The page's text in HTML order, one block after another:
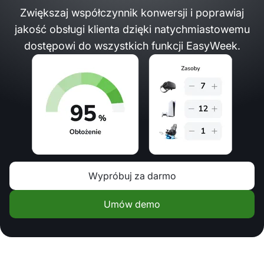
Zwiększaj współczynnik konwersji i poprawiaj
jakość obsługi klienta dzięki natychmiastowemu
dostępowi do wszystkich funkcji EasyWeek.
Wypróbuj za darmo
Umów demo